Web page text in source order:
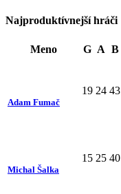
Najproduktívnejší hráči
Meno G A B
Adam Fumač
19 24 43
Michal Šalka
15 25 40